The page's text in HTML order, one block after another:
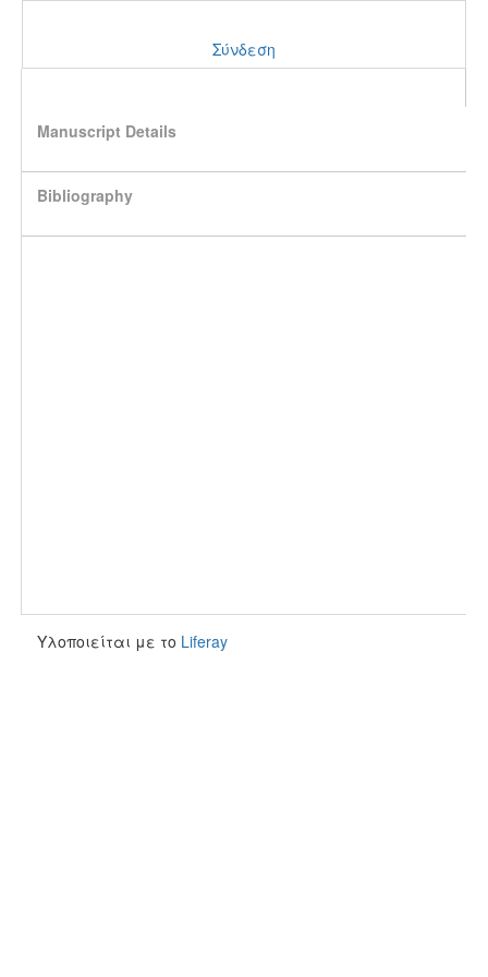
Σύνδεση
Manuscript Details
Bibliography
Υλοποιείται με το Liferay